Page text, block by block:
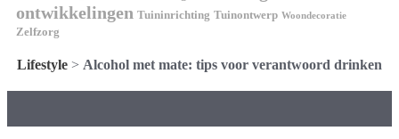
ontwikkelingen Tuininrichting Tuinontwerp Woondecoratie
Zelfzorg
Lifestyle > Alcohol met mate: tips voor verantwoord drinken